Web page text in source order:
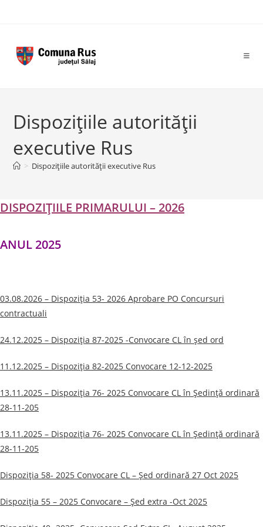
Dispozițiile autorității
executive Rus
> Dispozițiile autorității executive Rus
DISPOZIȚIILE PRIMARULUI – 2026
ANUL 2025
03.08.2026 – Dispoziția 53- 2026 Aprobare PO Concursuri
contractuali
24.12.2025 – Dispoziția 87-2025 -Convocare CL în șed ord
11.12.2025 – Dispoziția 82-2025 Convocare 12-12-2025
13.11.2025 – Dispoziția 76- 2025 Convocare CL în Ședință ordinară
28-11-205
13.11.2025 – Dispoziția 76- 2025 Convocare CL în Ședință ordinară
28-11-205
Dispoziția 58- 2025 Convocare CL – Șed ordinară 27 Oct 2025
Dispoziția 55 – 2025 Convocare – Șed extra -Oct 2025